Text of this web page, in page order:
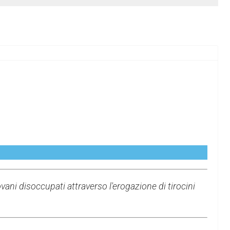
disoccupati attraverso l'erogazione di tirocini